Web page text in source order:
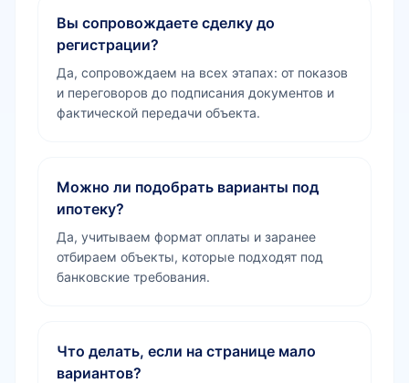
Вы сопровождаете сделку до
регистрации?
Да, сопровождаем на всех этапах: от показов
и переговоров до подписания документов и
фактической передачи объекта.
Можно ли подобрать варианты под
ипотеку?
Да, учитываем формат оплаты и заранее
отбираем объекты, которые подходят под
банковские требования.
Что делать, если на странице мало
вариантов?